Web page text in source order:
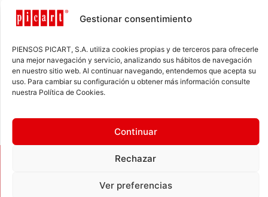
Gestionar consentimiento
PIENSOS PICART, S.A. utiliza cookies propias y de terceros para ofrecerle
una mejor navegación y servicio, analizando sus hábitos de navegación
en nuestro sitio web. Al continuar navegando, entendemos que acepta su
uso. Para cambiar su configuración u obtener más información consulte
nuestra Política de Cookies.
Continuar
Rechazar
Ver preferencias
servicios.
Aviso LegalPolítica de Privacidad
Condiciones Generales de Venta